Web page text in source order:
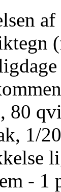
80
1/
-